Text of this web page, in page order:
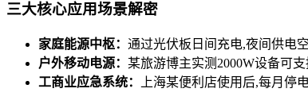
三大核心应用场景解密
家庭能源中枢： 通过光伏板日间充电,夜间供电
户外移动电源： 某旅游博主实测2000W设备可
工商业应急系统：
上海某便利店使用后,每月停